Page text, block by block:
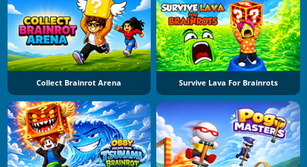
Collect Brainrot Arena Survive Lava For Brainrots